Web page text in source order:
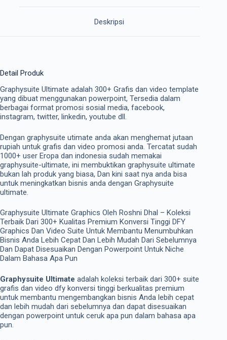
Deskripsi
Detail Produk
Graphysuite Ultimate adalah 300+ Grafis dan video template
yang dibuat menggunakan powerpoint, Tersedia dalam
berbagai format promosi sosial media, facebook,
instagram, twitter, linkedin, youtube dll.
Dengan graphysuite utimate anda akan menghemat jutaan
rupiah untuk grafis dan video promosi anda. Tercatat sudah
1000+ user Eropa dan indonesia sudah memakai
graphysuite-ultimate, ini membuktikan graphysuite ultimate
bukan lah produk yang biasa, Dan kini saat nya anda bisa
untuk meningkatkan bisnis anda dengan Graphysuite
ultimate.
Graphysuite Ultimate Graphics Oleh Roshni Dhal – Koleksi
Terbaik Dari 300+ Kualitas Premium Konversi Tinggi DFY
Graphics Dan Video Suite Untuk Membantu Menumbuhkan
Bisnis Anda Lebih Cepat Dan Lebih Mudah Dari Sebelumnya
Dan Dapat Disesuaikan Dengan Powerpoint Untuk Niche
Dalam Bahasa Apa Pun
Graphysuite Ultimate adalah koleksi terbaik dari 300+ suite
grafis dan video dfy konversi tinggi berkualitas premium
untuk membantu mengembangkan bisnis Anda lebih cepat
dan lebih mudah dari sebelumnya dan dapat disesuaikan
dengan powerpoint untuk ceruk apa pun dalam bahasa apa
pun.